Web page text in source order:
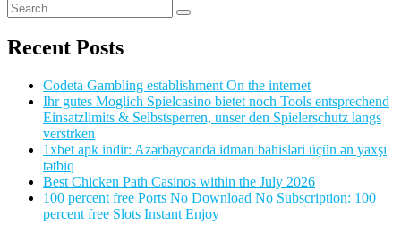
Recent Posts
Codeta Gambling establishment On the internet
Ihr gutes Moglich Spielcasino bietet noch Tools entsprechend
Einsatzlimits & Selbstsperren, unser den Spielerschutz langs
verstrken
1xbet apk indir: Azərbaycanda idman bahisləri üçün ən yaxşı
tətbiq
Best Chicken Path Casinos within the July 2026
100 percent free Ports No Download No Subscription: 100
percent free Slots Instant Enjoy